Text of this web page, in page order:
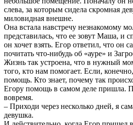
слева, за которым сидела скромная
миловидная внешне.
Она встала навстречу незнакомому
представилась, что ее зовут Маша, и
он хочет взять. Егор ответил, что он
почитать что-нибудь об «ауре» и
Жизнь так устроена, что в нужный
того, кто нам помогает. Если,
помощь. Кто знает, почему так
Егору помощь в самом деле пришла.
вовремя.
– Приходи через несколько дней, я
девушка.